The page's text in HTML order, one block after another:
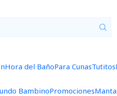
Hora del BañoPara CunasTutitos
BambinoPromociones